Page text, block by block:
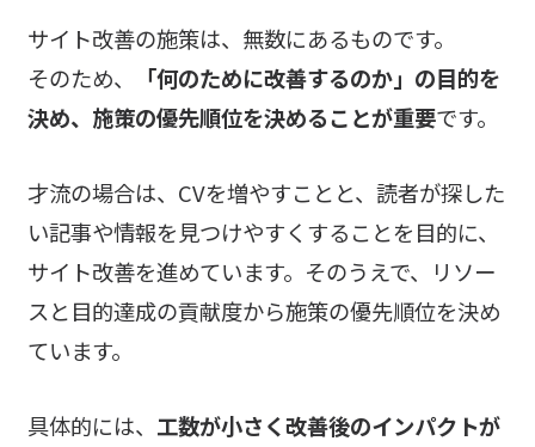
サイト改善の施策は、無数にあるものです。
そのため、
「何のために改善するのか」の目的を
決め、施策の優先順位を決めることが重要です。
才流の場合は、CVを増やすことと、読者が探した
い記事や情報を見つけやすくすることを目的に、
サイト改善を進めています。そのうえで、リソー
スと目的達成の貢献度から施策の優先順位を決め
ています。
具体的には、 工数が小さく改善後のインパクトが